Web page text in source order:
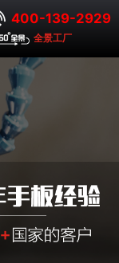
400-139-2929
全景工厂